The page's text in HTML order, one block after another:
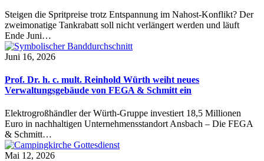
Steigen die Spritpreise trotz Entspannung im Nahost-Konflikt? Der
zweimonatige Tankrabatt soll nicht verlängert werden und läuft
Ende Juni…
Juni 16, 2026
Prof. Dr. h. c. mult. Reinhold Würth weiht neues
Verwaltungsgebäude von FEGA & Schmitt ein
Elektrogroßhändler der Würth-Gruppe investiert 18,5 Millionen
Euro in nachhaltigen Unternehmensstandort Ansbach – Die FEGA
& Schmitt…
Mai 12, 2026